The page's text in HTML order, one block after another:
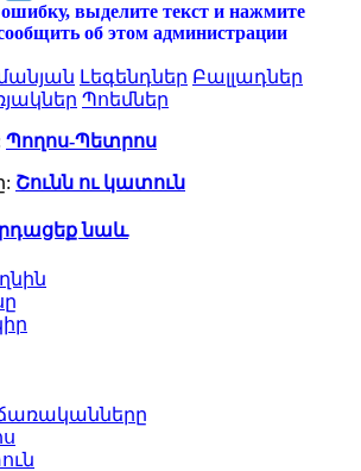
выделите текст и нажмите
об этом администрации
Լեգենդներ Բալլադներ
Պոեմներ
Պողոս-Պետրոս
Շունն ու կատուն
նաև